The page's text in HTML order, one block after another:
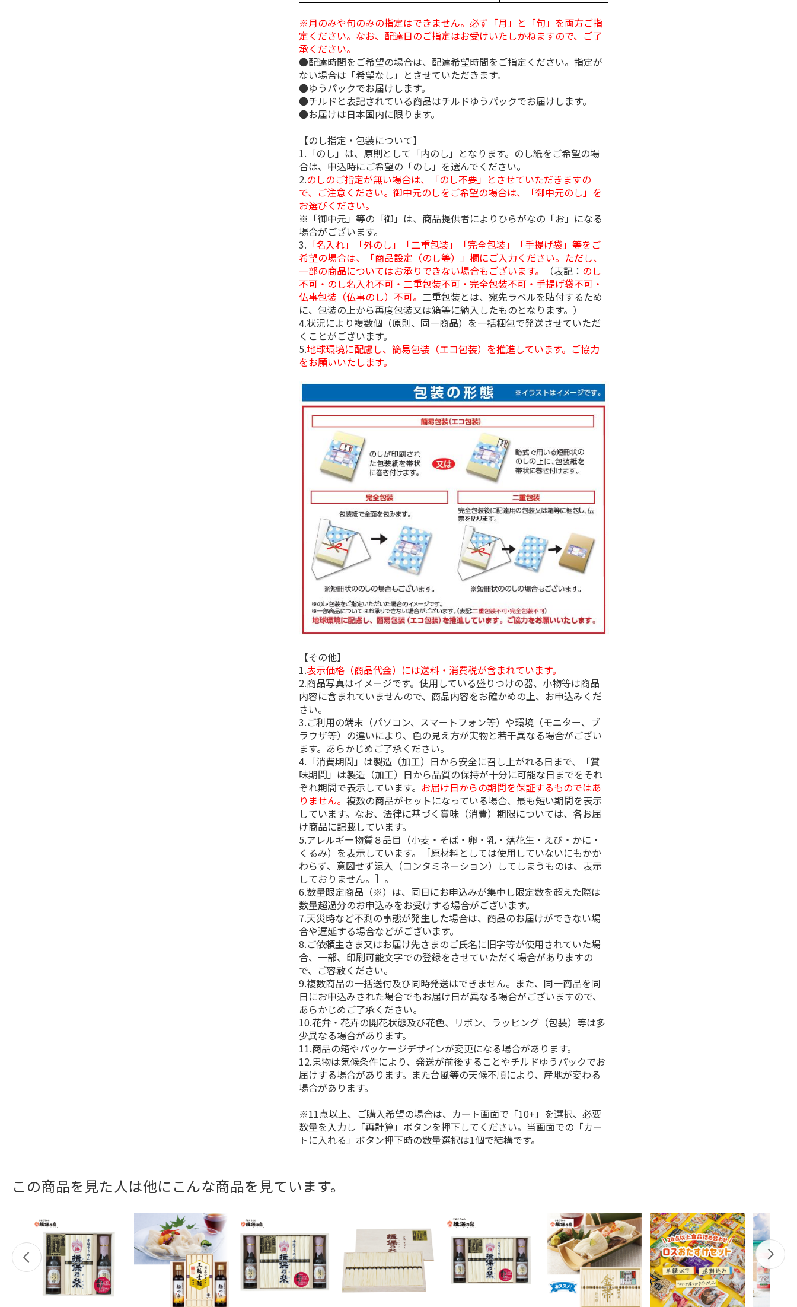
※月のみや旬のみの指定はできません。必ず「月」と「旬」を両方ご指
定ください。なお、配達日のご指定はお受けいたしかねますので、ご了
承ください。
●配達時間をご希望の場合は、配達希望時間をご指定ください。指定が
ない場合は「希望なし」とさせていただきます。
●ゆうパックでお届けします。
●チルドと表記されている商品はチルドゆうパックでお届けします。
●お届けは日本国内に限ります。
【のし指定・包装について】
1.「のし」は、原則として「内のし」となります。のし紙をご希望の場
合は、申込時にご希望の「のし」を選んでください。
2.のしのご指定が無い場合は、「のし不要」とさせていただきますの
で、ご注意ください。御中元のしをご希望の場合は、「御中元のし」を
お選びください。
※「御中元」等の「御」は、商品提供者によりひらがなの「お」になる
場合がございます。
3. 「名入れ」「外のし」「二重包装」「完全包装」「手提げ袋」等をご
希望の場合は、「商品設定（のし等）」欄にご入力ください。ただし、
一部の商品についてはお承りできない場合もございます。
（表記： のし
不可・のし名入れ不可・二重包装不可・完全包装不可・手提げ袋不可・
仏事包装（仏事のし）不可。 二重包装とは、宛先ラベルを貼付するため
に、包装の上から再度包装又は箱等に納入したものとなります。）
4.状況により複数個（原則、同一商品）を一括梱包で発送させていただ
くことがございます。
5.地球環境に配慮し、簡易包装（エコ包装）を推進しています。ご協力
をお願いいたします。
【その他】
1.表示価格（商品代金）には送料・消費税が含まれています。
2.商品写真はイメージです。使用している盛りつけの器、小物等は商品
内容に含まれていませんので、商品内容をお確かめの上、お申込みくだ
さい。
3.ご利用の端末（パソコン、スマートフォン等）や環境（モニター、ブ
ラウザ等）の違いにより、色の見え方が実物と若干異なる場合がござい
ます。あらかじめご了承ください。
4.「消費期間」は製造（加工）日から安全に召し上がれる日まで、「賞
味期間」は製造（加工）日から品質の保持が十分に可能な日までをそれ
ぞれ期間で表示しています。 お届け日からの期間を保証するものではあ
りません。複数の商品がセットになっている場合、最も短い期間を表示
しています。なお、法律に基づく賞味（消費）期限については、各お届
け商品に記載しています。
5.アレルギー物質８品目（小麦・そば・卵・乳・落花生・えび・かに・
くるみ）を表示しています。［原材料としては使用していないにもかか
わらず、意図せず混入（コンタミネーション）してしまうものは、表示
しておりません。］。
6.数量限定商品（※）は、同日にお申込みが集中し限定数を超えた際は
数量超過分のお申込みをお受けする場合がございます。
7.天災時など不測の事態が発生した場合は、商品のお届けができない場
合や遅延する場合などがございます。
8.ご依頼主さま又はお届け先さまのご氏名に旧字等が使用されていた場
合、一部、印刷可能文字での登録をさせていただく場合がありますの
で、ご容赦ください。
9.複数商品の一括送付及び同時発送はできません。また、同一商品を同
日にお申込みされた場合でもお届け日が異なる場合がございますので、
あらかじめご了承ください。
10.花弁・花卉の開花状態及び花色、リボン、ラッピング（包装）等は多
少異なる場合があります。
11.商品の箱やパッケージデザインが変更になる場合があります。
12.果物は気候条件により、発送が前後することやチルドゆうパックでお
届けする場合があります。また台風等の天候不順により、産地が変わる
場合があります。
※11点以上、ご購入希望の場合は、カート画面で「10+」を選択、必要
数量を入力し「再計算」ボタンを押下してください。当画面での「カー
トに入れる」ボタン押下時の数量選択は1個で結構です。
この商品を見た人は他にこんな商品を見ています。